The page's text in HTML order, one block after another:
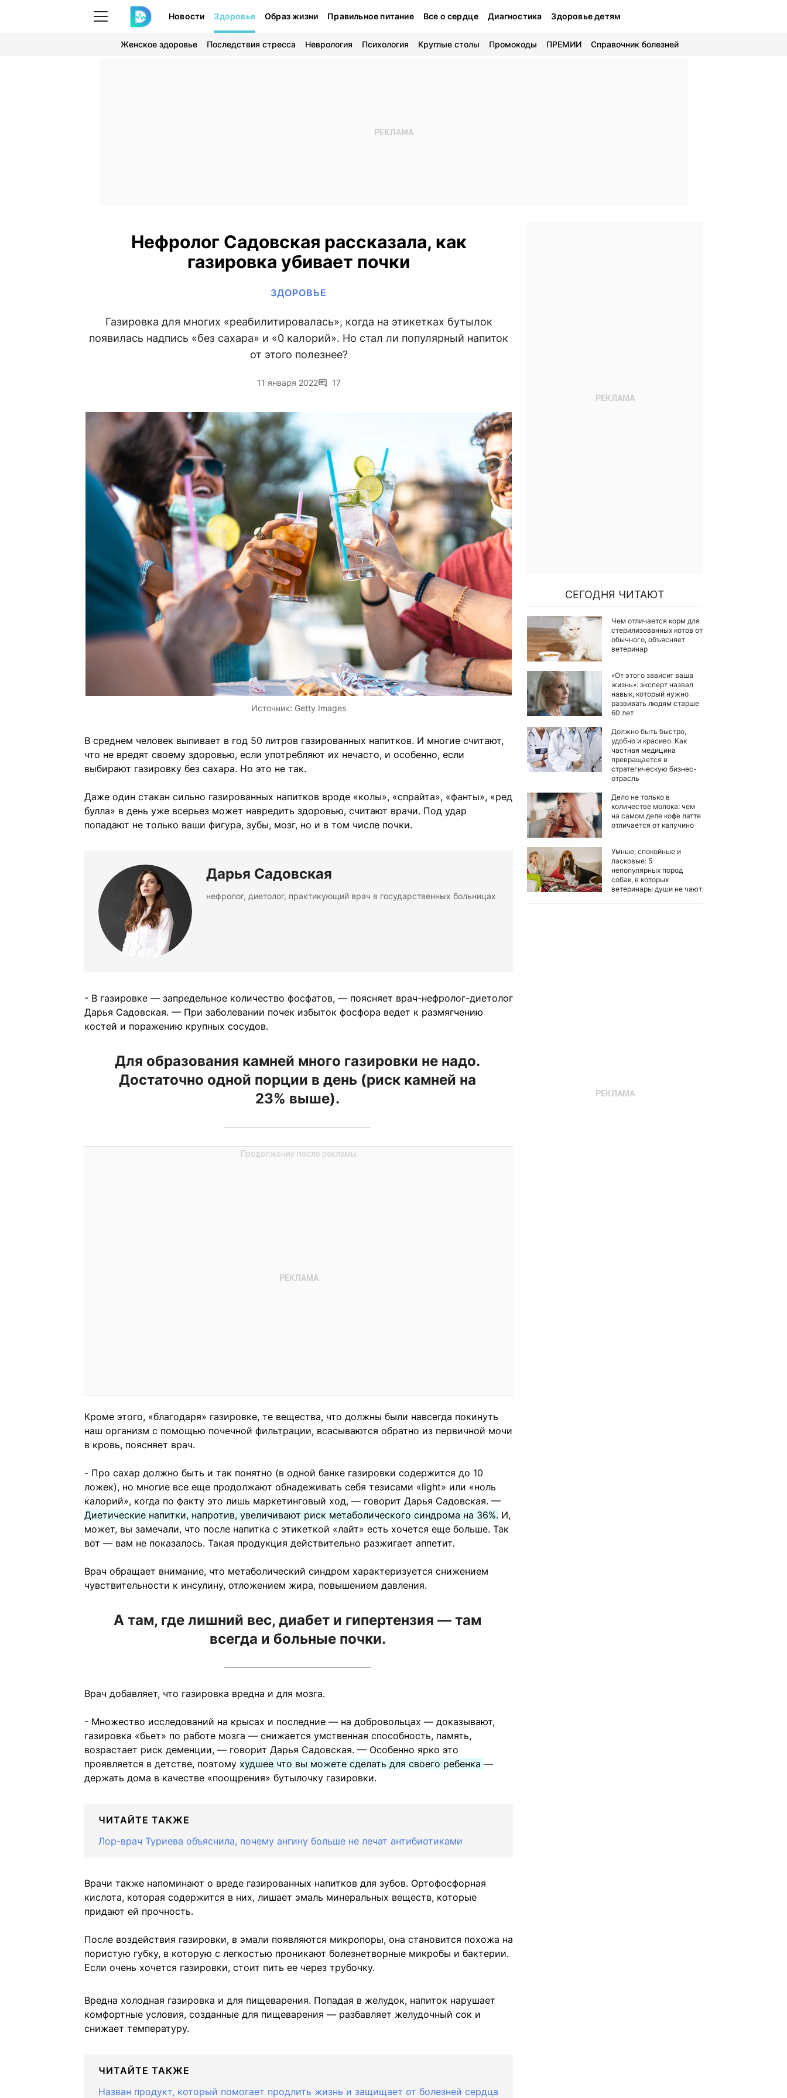
Новости Здоровье Образ жизни Правильное питание Все о сердце Диагностика Здоровье детям
Женское здоровье Последствия стресса Неврология Психология Круглые столы Промокоды ПРЕМИИ Справочник болезней
Нефролог Садовская рассказала, как
газировка убивает почки
ЗДОРОВЬЕ
Газировка для многих «реабилитировалась», когда на этикетках бутылок
появилась надпись «без сахара» и «0 калорий». Но стал ли популярный напиток
от этого полезнее?
11 января 2022 17
Источник: Getty Images
В среднем человек выпивает в год 50 литров газированных напитков. И многие считают,
что не вредят своему здоровью, если употребляют их нечасто, и особенно, если
выбирают газировку без сахара. Но это не так.
Даже один стакан сильно газированных напитков вроде «колы», «спрайта», «фанты», «ред
булла» в день уже всерьез может навредить здоровью, считают врачи. Под удар
попадают не только ваши фигура, зубы, мозг, но и в том числе почки.
Дарья Садовская
нефролог, диетолог, практикующий врач в государственных больницах
- В газировке — запредельное количество фосфатов, — поясняет врач-нефролог-диетолог
Дарья Садовская. — При заболевании почек избыток фосфора ведет к размягчению
костей и поражению крупных сосудов.
Для образования камней много газировки не надо.
Достаточно одной порции в день (риск камней на
23% выше).
Кроме этого, «благодаря» газировке, те вещества, что должны были навсегда покинуть
наш организм с помощью почечной фильтрации, всасываются обратно из первичной мочи
в кровь, поясняет врач.
- Про сахар должно быть и так понятно (в одной банке газировки содержится до 10
ложек), но многие все еще продолжают обнадеживать себя тезисами «light» или «ноль
калорий», когда по факту это лишь маркетинговый ход, — говорит Дарья Садовская. —
Диетические напитки, напротив, увеличивают риск метаболического синдрома на 36%. И,
может, вы замечали, что после напитка с этикеткой «лайт» есть хочется еще больше. Так
вот — вам не показалось. Такая продукция действительно разжигает аппетит.
Врач обращает внимание, что метаболический синдром характеризуется снижением
чувствительности к инсулину, отложением жира, повышением давления.
А там, где лишний вес, диабет и гипертензия — там
всегда и больные почки.
Врач добавляет, что газировка вредна и для мозга.
- Множество исследований на крысах и последние — на добровольцах — доказывают,
газировка «бьет» по работе мозга — снижается умственная способность, память,
возрастает риск деменции, — говорит Дарья Садовская. — Особенно ярко это
проявляется в детстве, поэтому худшее что вы можете сделать для своего ребенка —
держать дома в качестве «поощрения» бутылочку газировки.
ЧИТАЙТЕ ТАКЖЕ
Лор-врач Туриева объяснила, почему ангину больше не лечат антибиотиками
Врачи также напоминают о вреде газированных напитков для зубов. Ортофосфорная
кислота, которая содержится в них, лишает эмаль минеральных веществ, которые
придают ей прочность.
После воздействия газировки, в эмали появляются микропоры, она становится похожа на
пористую губку, в которую с легкостью проникают болезнетворные микробы и бактерии.
Если очень хочется газировки, стоит пить ее через трубочку.
Вредна холодная газировка и для пищеварения. Попадая в желудок, напиток нарушает
комфортные условия, созданные для пищеварения — разбавляет желудочный сок и
снижает температуру.
ЧИТАЙТЕ ТАКЖЕ
Назван продукт, который помогает продлить жизнь и защищает от болезней сердца
СЕГОДНЯ ЧИТАЮТ
Чем отличается корм для
стерилизованных котов от
обычного, объясняет
ветеринар
«От этого зависит ваша
жизнь»: эксперт назвал
навык, который нужно
развивать людям старше
60 лет
Должно быть быстро,
удобно и красиво. Как
частная медицина
превращается в
стратегическую бизнес-
отрасль
Дело не только в
количестве молока: чем
на самом деле кофе латте
отличается от капучино
Умные, спокойные и
ласковые: 5
непопулярных пород
собак, в которых
ветеринары души не чают